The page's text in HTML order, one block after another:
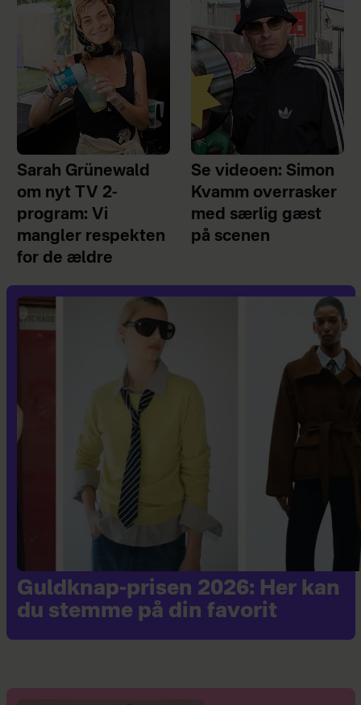
Sarah Grünewald
om nyt TV 2-
program: Vi
mangler respekten
for de ældre
Se videoen: Simon
Kvamm overrasker
med særlig gæst
på scenen
Guldknap-prisen 2026: Her kan
du stemme på din favorit